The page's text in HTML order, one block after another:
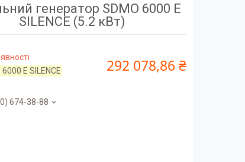
генератор SDMO 6000 E
SILENCE (5.2 кВт)
E SILENCE 292 078,86 ₴
674-38-88